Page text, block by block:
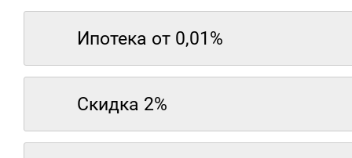
Ипотека от 0,01%
Скидка 2%